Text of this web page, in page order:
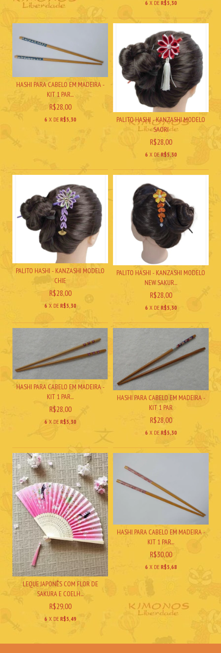
6 X DE R$5,30
HASHI PARA CABELO EM MADEIRA -
KIT 1 PAR...
R$28,00
6 X DE R$5,30
PALITO HASHI - KANZASHI MODELO
SAORI
R$28,00
6 X DE R$5,30
PALITO HASHI - KANZASHI MODELO
CHIE
R$28,00
6 X DE R$5,30
PALITO HASHI - KANZASHI MODELO
NEW SAKUR...
R$28,00
6 X DE R$5,30
HASHI PARA CABELO EM MADEIRA -
KIT 1 PAR...
R$28,00
6 X DE R$5,30
HASHI PARA CABELO EM MADEIRA -
KIT 1 PAR
R$28,00
6 X DE R$5,30
LEQUE JAPONÊS COM FLOR DE
SAKURA E COELH...
R$29,00
6 X DE R$5,49
HASHI PARA CABELO EM MADEIRA -
KIT 1 PAR...
R$30,00
6 X DE R$5,68